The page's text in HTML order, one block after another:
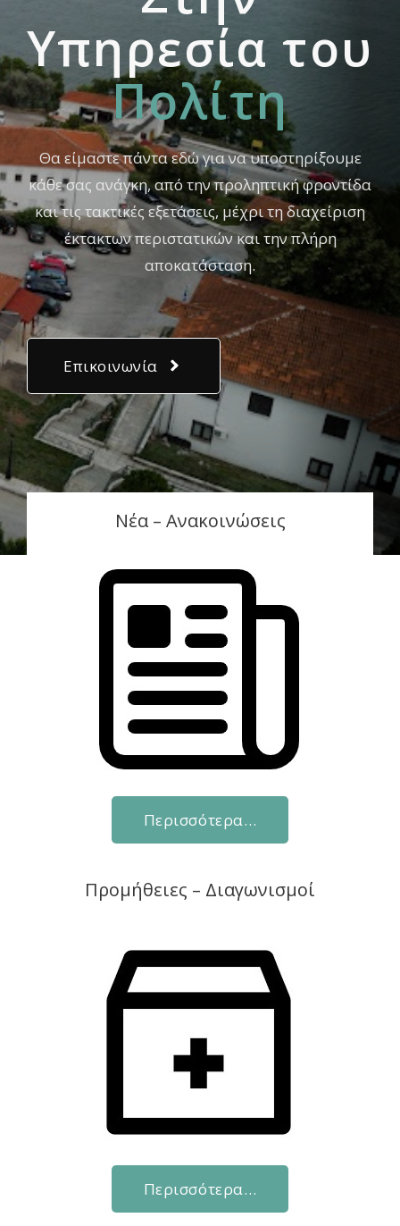
Yπηρεσία του
Πολίτη
Θα είμαστε πάντα εδώ για να υποστηρίξουμε
κάθε σας ανάγκη, από την προληπτική φροντίδα
και τις τακτικές εξετάσεις, μέχρι τη διαχείριση
έκτακτων περιστατικών και την πλήρη
αποκατάσταση.
Επικοινωνία
Νέα – Ανακοινώσεις
Περισσότερα…
Προμήθειες – Διαγωνισμοί
Περισσότερα…